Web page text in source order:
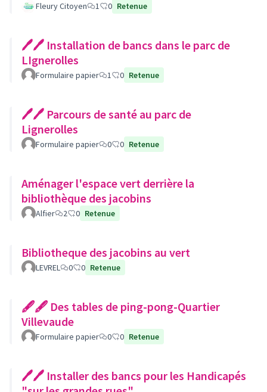
Fleury Citoyen 1 0 Retenue
🖊🖊 Installation de bancs dans le parc de
LIgnerolles
Formulaire papier 1 0 Retenue
🖊🖊 Parcours de santé au parc de
Lignerolles
Formulaire papier 0 0 Retenue
Aménager l'espace vert derrière la
bibliothèque des jacobins
Alfier 2 0 Retenue
Bibliotheque des jacobins au vert
LEVREL 0 0 Retenue
🖋🖋 Des tables de ping-pong-Quartier
Villevaude
Formulaire papier 0 0 Retenue
🖊🖊 Installer des bancs pour les Handicapés